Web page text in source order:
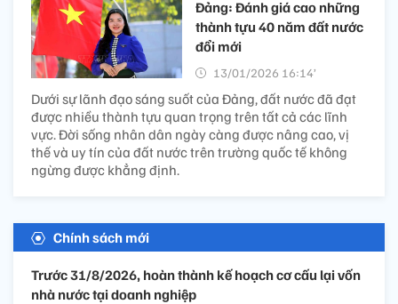
Đảng: Đánh giá cao những
thành tựu 40 năm đất nước
đổi mới
13/01/2026 16:14’
Dưới sự lãnh đạo sáng suốt của Đảng, đất nước đã đạt
được nhiều thành tựu quan trọng trên tất cả các lĩnh
vực. Đời sống nhân dân ngày càng được nâng cao, vị
thế và uy tín của đất nước trên trường quốc tế không
ngừng được khẳng định.
Chính sách mới
Trước 31/8/2026, hoàn thành kế hoạch cơ cấu lại vốn
nhà nước tại doanh nghiệp